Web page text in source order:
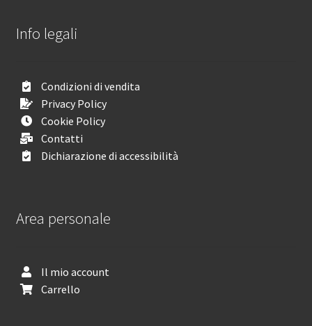
Info legali
Condizioni di vendita
Privacy Policy
Cookie Policy
Contatti
Dichiarazione di accessibilità
Area personale
Il mio account
Carrello